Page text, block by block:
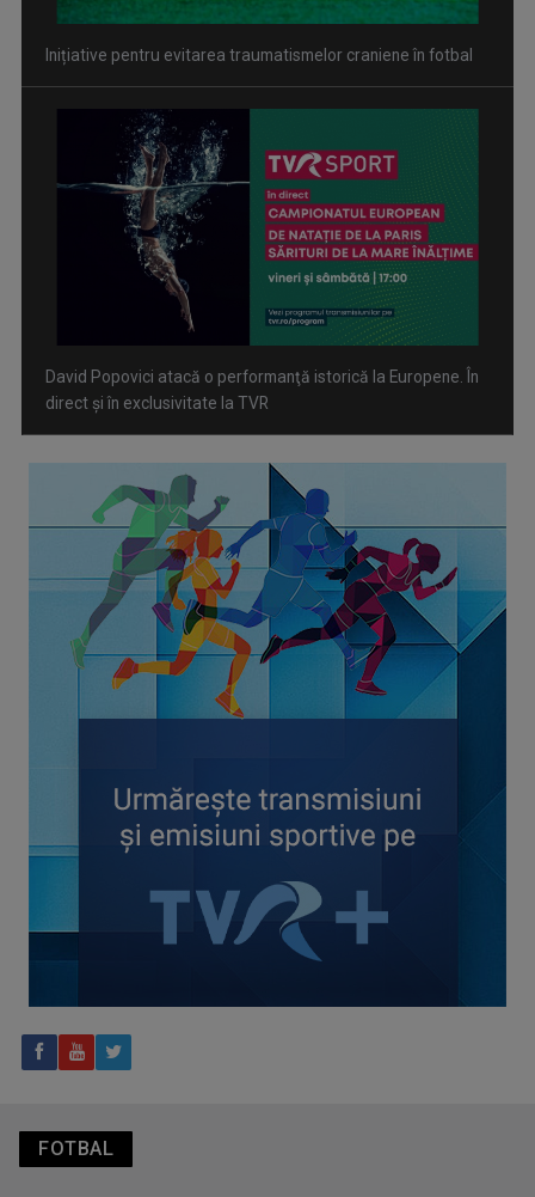
David Popovici atacă o performanţă istorică la Europene. În
direct şi în exclusivitate la TVR
Spectacol total la TVR: David Popovici și tricolorii luptă
pentru aur la Europenele de Natație de la Paris
CONCACAF respinge planul FIFA de privatizare parțială a
Tenis internațional la Târgu Mureș! TVR Sport transmite
FOTBAL